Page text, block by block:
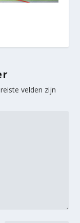
velden zijn